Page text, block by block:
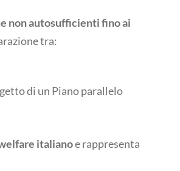
non autosufficienti fino ai
tra:
di un Piano parallelo
italianoe rappresenta